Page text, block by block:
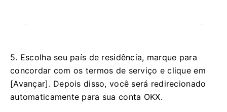
5. Escolha seu país de residência, marque para
concordar com os termos de serviço e clique em
[Avançar]. Depois disso, você será redirecionado
automaticamente para sua conta OKX.